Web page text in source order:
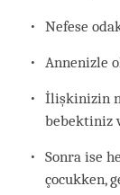
Nefese
Annenizle
İlişkinizin
bebektiniz
Sonra ise
çocukken,